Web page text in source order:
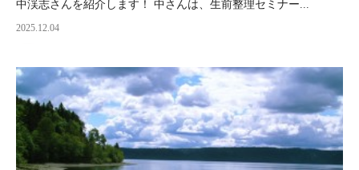
中渓志さんを紹介します！ 中さんは、生前整理セミナー...
2025.12.04